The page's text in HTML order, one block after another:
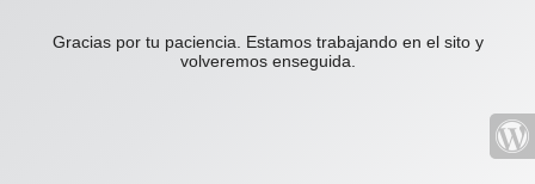
Gracias por tu paciencia. Estamos trabajando en el sito y
volveremos enseguida.